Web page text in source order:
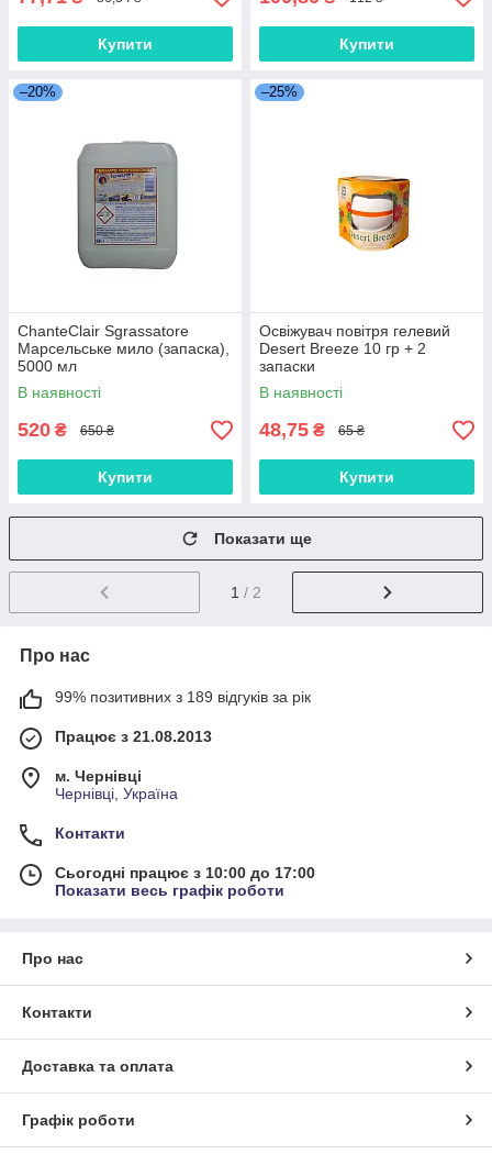
Купити Купити
–20%
ChanteClair Sgrassatore
Марсельське мило (запаска),
5000 мл
В наявності
520 ₴ 650 ₴
Купити
–25%
Освіжувач повітря гелевий
Desert Breeze 10 гр + 2
запаски
В наявності
48,75 ₴ 65 ₴
Купити
Показати ще
1 / 2
Про нас
99% позитивних з 189 відгуків за рік
Працює з 21.08.2013
м. Чернівці
Чернівці, Україна
Контакти
Сьогодні працює з 10:00 до 17:00
Показати весь графік роботи
Про нас
Контакти
Доставка та оплата
Графік роботи